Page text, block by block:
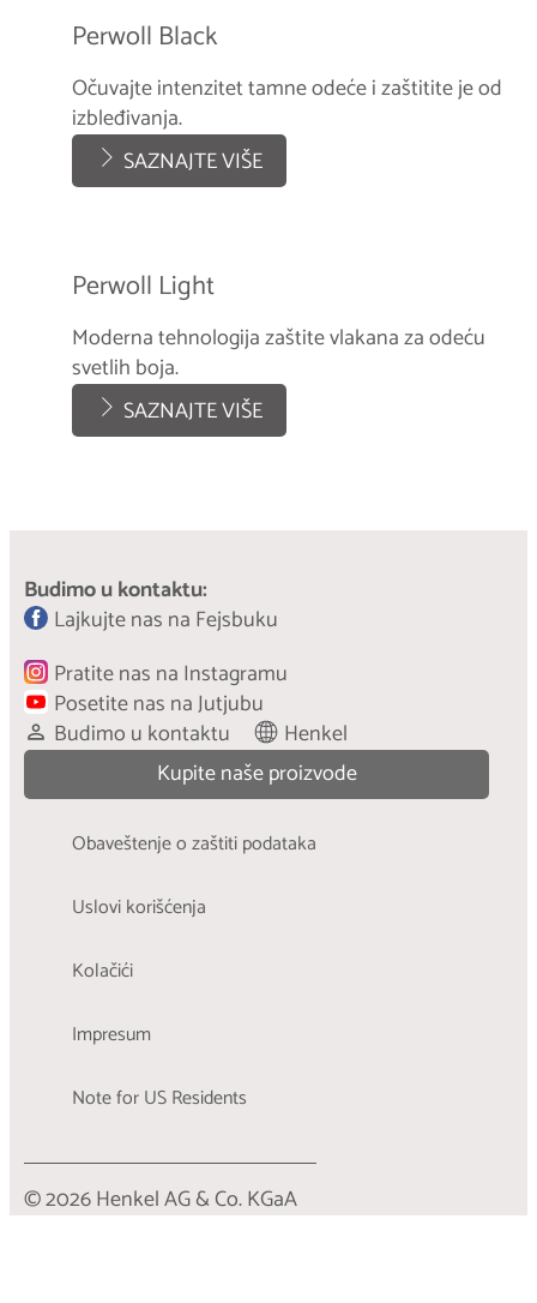
Perwoll Black
Očuvajte intenzitet tamne odeće i zaštitite je od
izbleđivanja.
SAZNAJTE VIŠE
Perwoll Light
Moderna tehnologija zaštite vlakana za odeću
svetlih boja.
SAZNAJTE VIŠE
Budimo u kontaktu:
Lajkujte nas na Fejsbuku
Pratite nas na Instagramu
Posetite nas na Jutjubu
Budimo u kontaktu
Henkel
Kupite naše proizvode
Obaveštenje o zaštiti podataka
Uslovi korišćenja
Kolačići
Impresum
Note for US Residents
© 2026 Henkel AG & Co. KGaA